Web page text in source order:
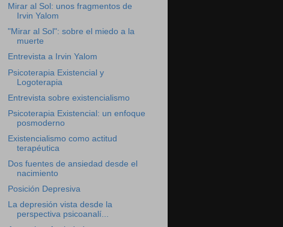
Mirar al Sol: unos fragmentos de
Irvin Yalom
"Mirar al Sol": sobre el miedo a la
muerte
Entrevista a Irvin Yalom
Psicoterapia Existencial y
Logoterapia
Entrevista sobre existencialismo
Psicoterapia Existencial: un enfoque
posmoderno
Existencialismo como actitud
terapéutica
Dos fuentes de ansiedad desde el
nacimiento
Posición Depresiva
La depresión vista desde la
perspectiva psicoanalí...